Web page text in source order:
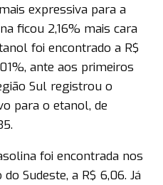
expressiva para a
ficou 2,16% mais cara
foi encontrado a R$
ante aos primeiros
Sul registrou o
para o etanol, de
foi encontrada nos
Sudeste, a R$ 6,06. Já